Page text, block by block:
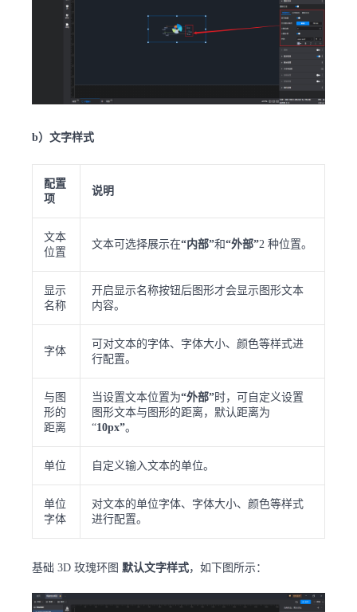
b）文字样式
配置
项
说明
文本
位置
文本可选择展示在“内部”和“外部”2 种位置。
显示
名称
开启显示名称按钮后图形才会显示图形文本
内容。
字体
可对文本的字体、字体大小、颜色等样式进
行配置。
与图
形的
距离
当设置文本位置为“外部”时，可自定义设置
图形文本与图形的距离，默认距离为
“10px”。
单位 自定义输入文本的单位。
单位
字体
对文本的单位字体、字体大小、颜色等样式
进行配置。
基础 3D 玫瑰环图 默认文字样式，如下图所示：